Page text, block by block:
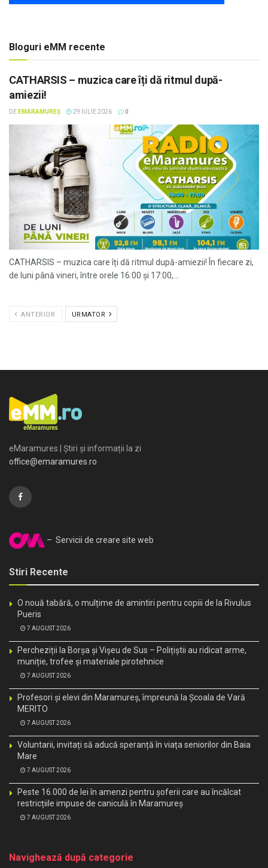
Bloguri eMM recente
CATHARSIS – muzica care îți dă ritmul după-
amiezii!
DE EMARAMUREȘ 29 IULIE 2026 0
CATHARSIS – muzica care îți dă ritmul după-amiezii! În fiecare zi,
de luni până vineri, între orele 16:00 și 17:00,...
ANTERIOR URMATOR
eMaramures | Știri și informații la zi
office@emaramures.ro
– Servicii de creare site web
Stiri Recente
O nouă tabără, o mulțime de amintiri pentru copiii de la Rivulus
Pueris
7 AUGUST 2026
Percheziții la Borșa și Vișeu de Sus – Polițiștii au ridicat arme,
muniție, trofee și materiale pirotehnice
7 AUGUST 2026
Profesori și elevi din Maramureș, împreună la Școala de Vară
MERITO
7 AUGUST 2026
Voluntarii, invitați să aducă speranță în viața seniorilor din Baia
Mare
7 AUGUST 2026
Peste 16.000 de lei în amenzi pentru șoferii care au încălcat
restricțiile impuse de caniculă în Maramureș
7 AUGUST 2026
Navighează după categorie